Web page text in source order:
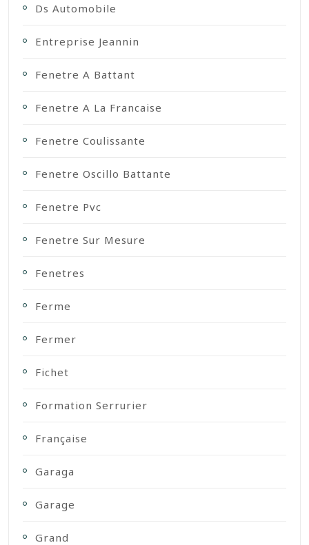
Ds Automobile
Entreprise Jeannin
Fenetre A Battant
Fenetre A La Francaise
Fenetre Coulissante
Fenetre Oscillo Battante
Fenetre Pvc
Fenetre Sur Mesure
Fenetres
Ferme
Fermer
Fichet
Formation Serrurier
Française
Garaga
Garage
Grand